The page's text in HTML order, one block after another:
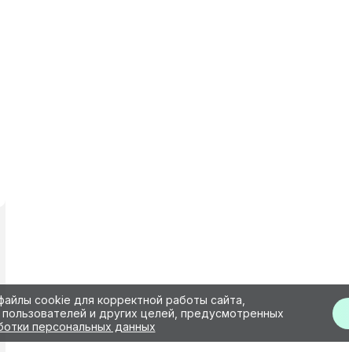
cookie для корректной работы сайта,
и других целей, предусмотренных
персональных данных